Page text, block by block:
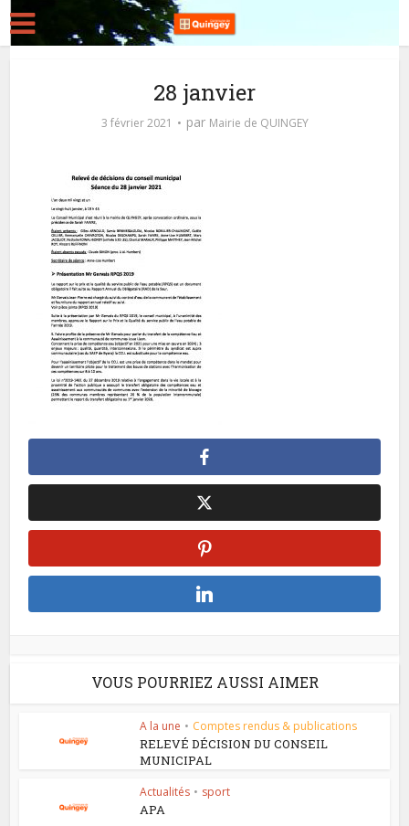
28 janvier
3 février 2021 par Mairie de QUINGEY
VOUS POURRIEZ AUSSI AIMER
A la une • Comptes rendus & publications
RELEVÉ DÉCISION DU CONSEIL
MUNICIPAL
Actualités • sport
APA